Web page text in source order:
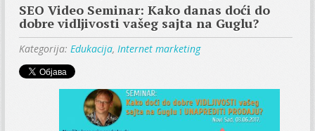
SEO Video Seminar: Kako danas doći do
dobre vidljivosti vašeg sajta na Guglu?
Kategorija: Edukacija, Internet marketing